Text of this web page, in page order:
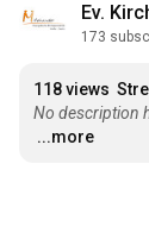
Ev.
173
118 views
No description
...more